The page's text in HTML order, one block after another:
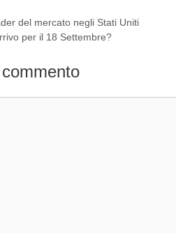
del mercato negli Stati Uniti
per il 18 Settembre?